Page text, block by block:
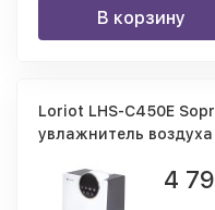
В корзину
Loriot LHS-C450E
увлажнитель воздуха
4